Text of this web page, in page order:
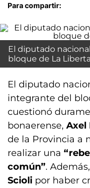
Para compartir:
El diputado
bloque de La
El diputado
integrante del
cuestionó
bonaerense, Axel
de la Provincia a
realizar una
común”.
Scioli por haber